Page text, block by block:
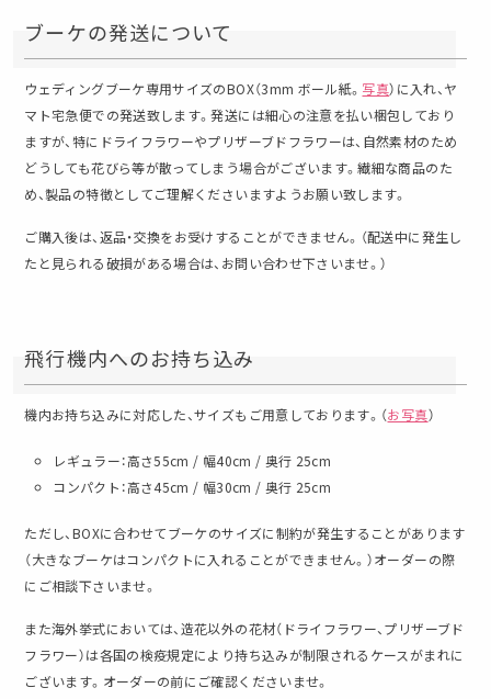
ブーケの発送について
ウェディングブーケ専用サイズのBOX（3mm ボール紙。 写真）に入れ、ヤ
マト宅急便での発送致します。発送には細心の注意を払い梱包しており
ますが、特にドライフラワーやプリザーブドフラワーは、自然素材のため
どうしても花びら等が散ってしまう場合がございます。繊細な商品のた
め、製品の特徴としてご理解くださいますようお願い致します。
ご購入後は、返品・交換をお受けすることができません。（配送中に発生し
たと見られる破損がある場合は、お問い合わせ下さいませ。）
飛行機内へのお持ち込み
機内お持ち込みに対応した、サイズもご用意しております。（お写真）
レギュラー：高さ55cm / 幅40cm / 奥行 25cm
コンパクト：高さ45cm / 幅30cm / 奥行 25cm
ただし、BOXに合わせてブーケのサイズに制約が発生することがあります
（大きなブーケはコンパクトに入れることができません。）オーダーの際
にご相談下さいませ。
また海外挙式においては、造花以外の花材（ドライフラワー、プリザーブド
フラワー）は各国の検疫規定により持ち込みが制限されるケースがまれに
ございます。オーダーの前にご確認くださいませ。